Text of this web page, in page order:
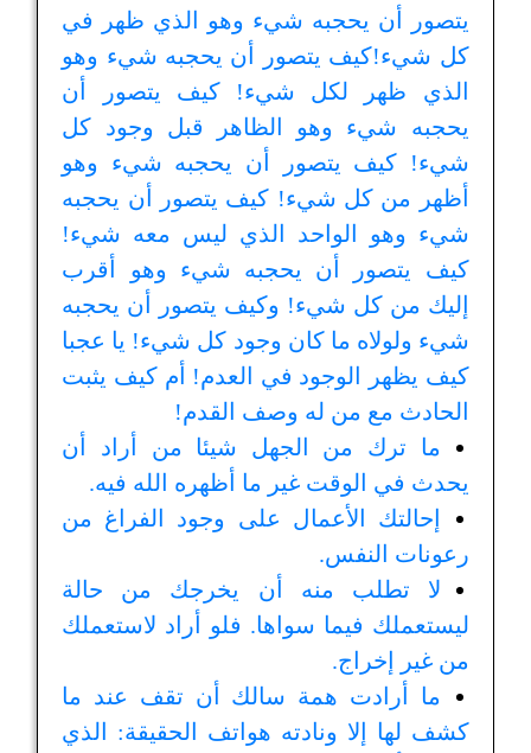
يتصور أن يحجبه شيء وهو الذي ظهر في
كل شيء!كيف يتصور أن يحجبه شيء وهو
الذي ظهر لكل شيء! كيف يتصور أن
يحجبه شيء وهو الظاهر قبل وجود كل
شيء! كيف يتصور أن يحجبه شيء وهو
أظهر من كل شيء! كيف يتصور أن يحجبه
شيء وهو الواحد الذي ليس معه شيء!
كيف يتصور أن يحجبه شيء وهو أقرب
إليك من كل شيء! وكيف يتصور أن يحجبه
شيء ولولاه ما كان وجود كل شيء! يا عجبا
كيف يظهر الوجود في العدم! أم كيف يثبت
الحادث مع من له وصف القدم!
ما ترك من الجهل شيئا من أراد أن
يحدث في الوقت غير ما أظهره الله فيه.
إحالتك الأعمال على وجود الفراغ من
رعونات النفس.
لا تطلب منه أن يخرجك من حالة
ليستعملك فيما سواها. فلو أراد لاستعملك
من غير إخراج.
ما أرادت همة سالك أن تقف عند ما
كشف لها إلا ونادته هواتف الحقيقة: الذي